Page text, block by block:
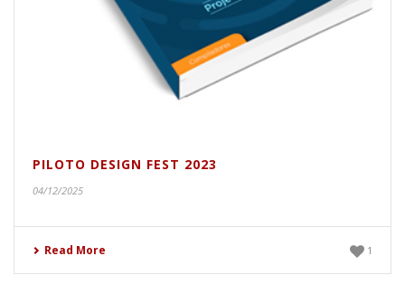
PILOTO DESIGN FEST 2023
04/12/2025
Read More 1